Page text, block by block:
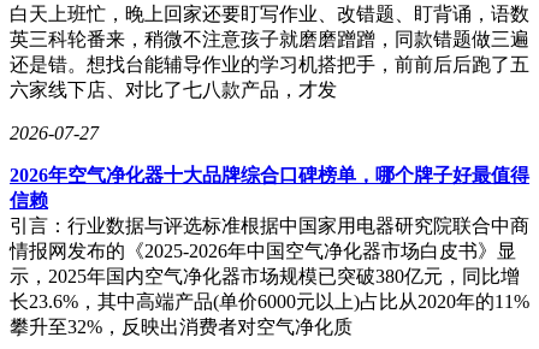
白天上班忙，晚上回家还要盯写作业、改错题、盯背诵，语数
英三科轮番来，稍微不注意孩子就磨磨蹭蹭，同款错题做三遍
还是错。想找台能辅导作业的学习机搭把手，前前后后跑了五
六家线下店、对比了七八款产品，才发
2026-07-27
2026年空气净化器十大品牌综合口碑榜单，哪个牌子好最值得
信赖
引言：行业数据与评选标准根据中国家用电器研究院联合中商
情报网发布的《2025-2026年中国空气净化器市场白皮书》显
示，2025年国内空气净化器市场规模已突破380亿元，同比增
长23.6%，其中高端产品(单价6000元以上)占比从2020年的11%
攀升至32%，反映出消费者对空气净化质